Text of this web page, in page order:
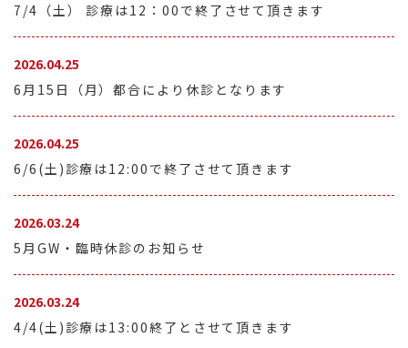
7/4（土） 診療は12：00で終了させて頂きます
2026.04.25
6月15日（月）都合により休診となります
2026.04.25
6/6(土)診療は12:00で終了させて頂きます
2026.03.24
5月GW・臨時休診のお知らせ
2026.03.24
4/4(土)診療は13:00終了とさせて頂きます